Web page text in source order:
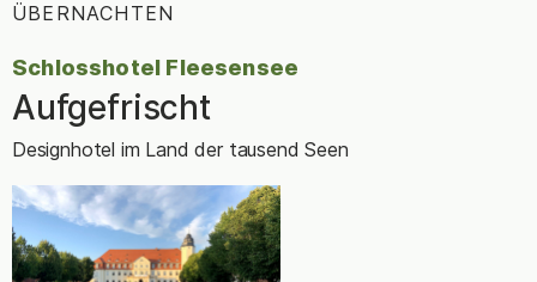
ÜBERNACHTEN
Schlosshotel Fleesensee
–
Aufgefrischt
Designhotel im Land der tausend Seen